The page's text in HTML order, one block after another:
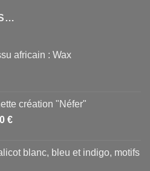
africain : Wax
création "Néfer"
€Plage
25,00 €
blanc, bleu et indigo, motifs